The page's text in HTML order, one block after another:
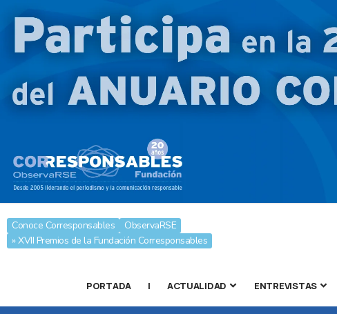
Conoce Corresponsables
ObservaRSE
» XVII Premios de la Fundación Corresponsables
PORTADA | ACTUALIDAD ENTREVISTAS